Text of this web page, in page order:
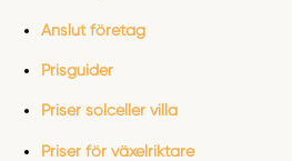
Anslut företag
Prisguider
Priser solceller villa
Priser för växelriktare